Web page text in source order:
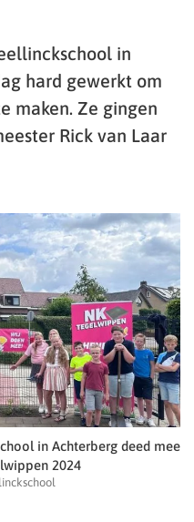
in
hard gewerkt om
maken. Ze gingen
Rick van Laar
in Achterberg deed mee
2024